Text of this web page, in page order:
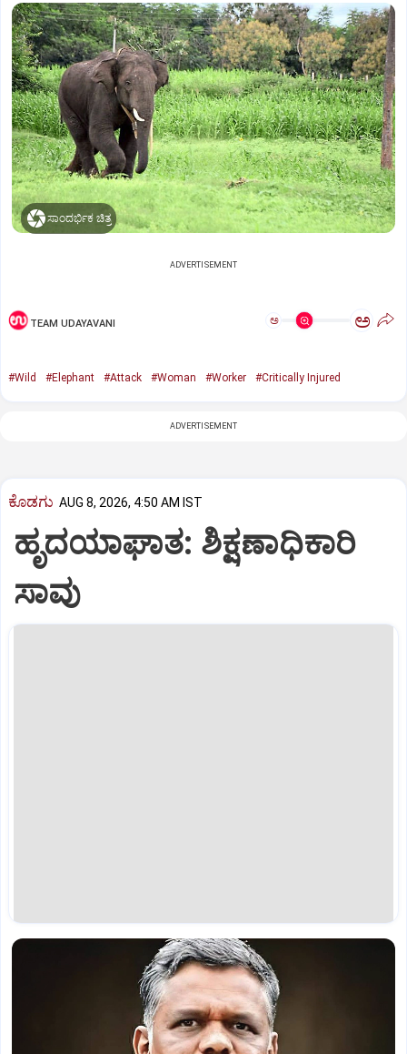
ಸಾಂದರ್ಭಿಕ ಚಿತ್ರ
ADVERTISEMENT
TEAM UDAYAVANI ಅ ಅ
#Wild #Elephant #Attack #Woman #Worker #Critically Injured
ADVERTISEMENT
ಕೊಡಗು AUG 8, 2026, 4:50 AM IST
ಹೃದಯಾಘಾತ: ಶಿಕ್ಷಣಾಧಿಕಾರಿ
ಸಾವು